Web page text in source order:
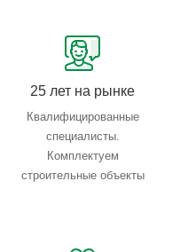
погрузка, выезд
25 лет на рынке
Квалифицированные
специалисты.
Комплектуем
строительные объекты